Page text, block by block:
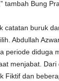
tambah Bung
catatan buruk
Abdullah
periode diduga
menjabat. Dari
Fiktif dan